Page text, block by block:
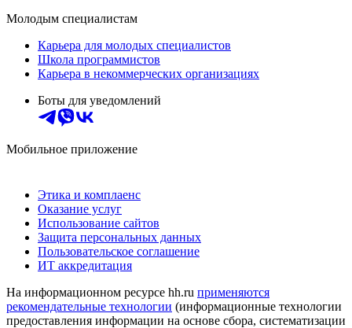
Молодым специалистам
Карьера для молодых специалистов
Школа программистов
Карьера в некоммерческих организациях
Боты для уведомлений
Мобильное приложение
Этика и комплаенс
Оказание услуг
Использование сайтов
Защита персональных данных
Пользовательское соглашение
ИТ аккредитация
На информационном ресурсе hh.ru применяются
рекомендательные технологии (информационные технологии
предоставления информации на основе сбора, систематизации